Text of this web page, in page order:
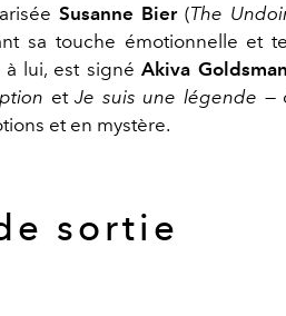
Susanne Bier(The
sa touche émotionnelle et
à lui, est signéAkiva Goldsman
etJe suis une légende —
et en mystère.
sortie